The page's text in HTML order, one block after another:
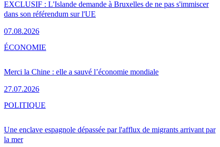
EXCLUSIF : L'Islande demande à Bruxelles de ne pas s'immiscer
dans son référendum sur l'UE
07.08.2026
Merci la Chine : elle a sauvé l’économie mondiale
27.07.2026
ÉCONOMIE
Une enclave espagnole dépassée par l'afflux de migrants arrivant par
la mer
POLITIQUE